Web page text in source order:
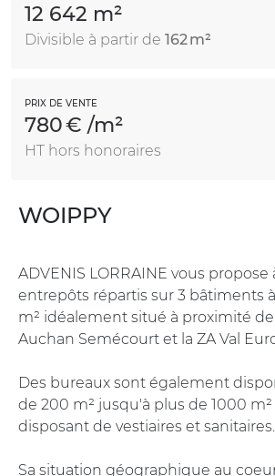
12 642 m²
Divisible à partir de 162 m²
PRIX DE VENTE
780 € /m²
HT hors honoraires
WOIPPY
ADVENIS LORRAINE vous propose
entrepôts répartis sur 3 bâtiments
m² idéalement situé à proximité de
Auchan Semécourt et la ZA Val
Des bureaux sont également
de 200 m² jusqu'à plus de 1000
disposant de vestiaires et sanitaires.
Sa situation géographique au